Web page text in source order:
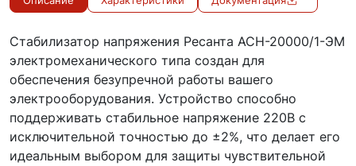
Стабилизатор напряжения Ресанта АСН-20000/1-ЭМ
электромеханического типа создан для
обеспечения безупречной работы вашего
электрооборудования. Устройство способно
поддерживать стабильное напряжение 220В с
исключительной точностью до ±2%, что делает его
идеальным выбором для защиты чувствительной